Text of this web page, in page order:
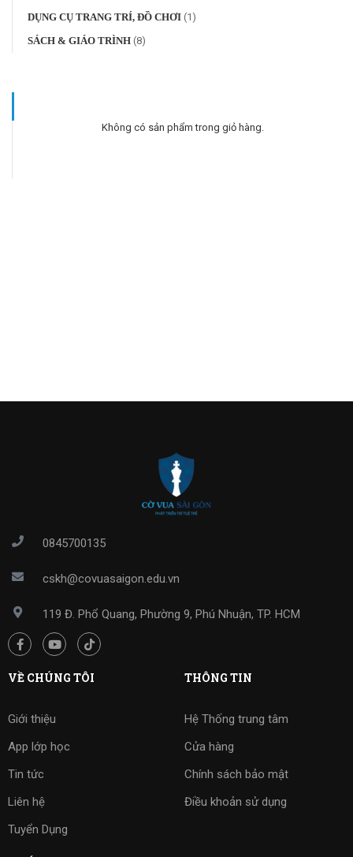
DỤNG CỤ TRANG TRÍ, ĐỒ CHƠI (1)
SÁCH & GIÁO TRÌNH (8)
Không có sản phẩm trong giỏ hàng.
0845700135
cskh@covuasaigon.edu.vn
119 Đ. Phổ Quang, Phường 9, Phú Nhuận, TP. HCM
VỀ CHÚNG TÔI
Giới thiệu
App lớp học
Tin tức
Liên hệ
Tuyển Dụng
THÔNG TIN
Hệ Thống trung tâm
Cửa hàng
Chính sách bảo mật
Điều khoản sử dụng